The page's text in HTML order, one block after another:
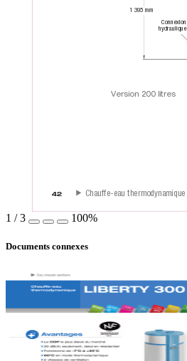
Version 200 litres
Connexion
hydraulique
1 395 mm
42
  Chauffe-eau thermodynamique
1 /3 100%
Documents connexes